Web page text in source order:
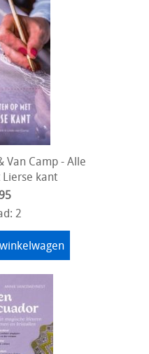
Van Camp - Alle
kant
2